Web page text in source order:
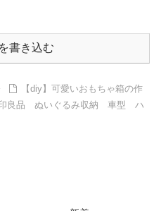
書き込む
【diy】可愛いおもちゃ箱の作
良品 ぬいぐるみ収納 車型 ハ